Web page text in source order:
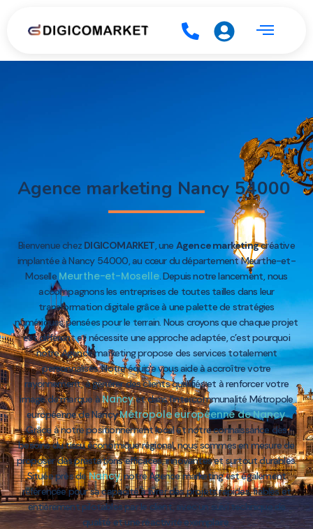
Agence marketing Nancy 54000
Bienvenue chez DIGICOMARKET , une Agence marketingcréative
implantée à Nancy 54000, au cœur du département Meurthe-et-
MoselleMeurthe-et-Moselle. Depuis notre lancement, nous
accompagnons les entreprises de toutes tailles dans leur
transformation digitale grâce à une palette de stratégies
numériques pensées pour le terrain. Nous croyons que chaque projet
est différent et nécessite une approche adaptée, c’est pourquoi
notre Agence marketing propose des services totalement
personnalisés. Notre équipe vous aide à accroître votre
rayonnement, à générer des clients qualifiés et à renforcer votre
image de marque àNancyet dans l’intercommunalité Métropole
européenne de NancyMétropole européenne de Nancy.
Grâce à notre positionnement local et notre connaissance des
besoins du tissu économique régional, nous sommes en mesure de
proposer des prestations efficaces, innovantes et surtout durables.
Située près deNancy, notre Agence marketing est également
référencée pour sa capacité à livrer des projets rapides, fiables et
entièrement pilotables par le client, avec un suivi technique de
qualité et une réactivité exemplaire.